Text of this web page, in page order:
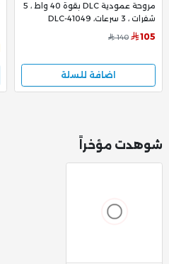
مروحة عمودية DLC بقوة 40 واط ، 5
شفرات ، 3 سرعات، DLC-41049
105
140
اضافة للسلة
شوهدت مؤخراً